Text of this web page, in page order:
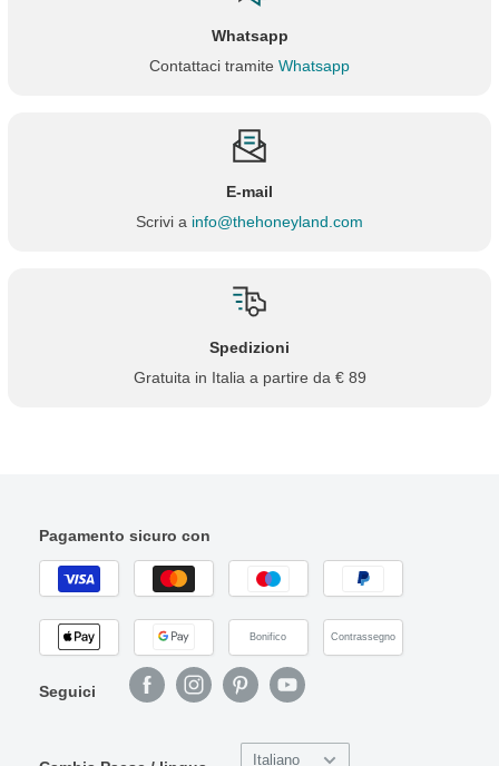
Whatsapp
Contattaci tramite Whatsapp
E-mail
Scrivi a info@thehoneyland.com
Spedizioni
Gratuita in Italia a partire da € 89
Pagamento sicuro con
Bonifico Contrassegno
Seguici
Italiano